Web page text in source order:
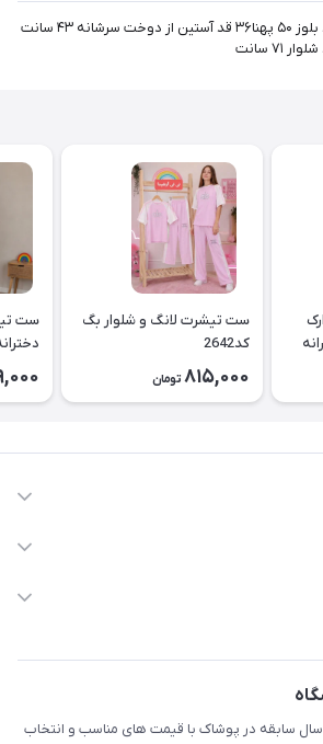
قد بلوز ۵۰ پهنا۳۶ قد آستین از دوخت سرشانه ۴۳ سانت
۷۱ سانت
ست تیشرت لانگ و شلوار بگ
کد2642
815,000 تومان
ست
مجموعه آرشیدا شاپ با ۲۰ سال سابقه در پوشاک با قیمت های مناسب و انتخاب